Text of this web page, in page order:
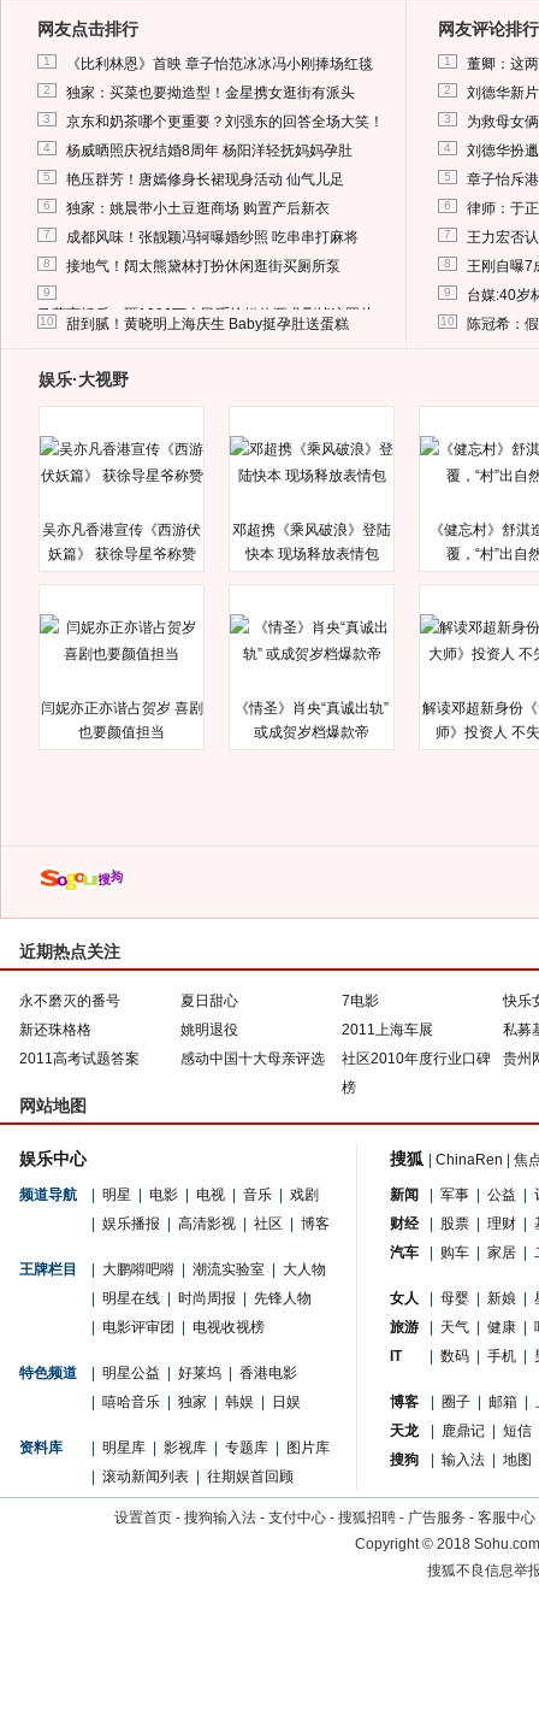
网友点击排行
1 《比利林恩》首映 章子怡范冰冰冯小刚捧场红毯
2 独家：买菜也要拗造型！金星携女逛街有派头
3 京东和奶茶哪个更重要？刘强东的回答全场大笑！
4 杨威晒照庆祝结婚8周年 杨阳洋轻抚妈妈孕肚
5 艳压群芳！唐嫣修身长裙现身活动 仙气儿足
6 独家：姚晨带小土豆逛商场 购置产后新衣
7 成都风味！张靓颖冯轲曝婚纱照 吃串串打麻将
8 接地气！阔太熊黛林打扮休闲逛街买厕所泵
9
马蓉离婚后，砸1000万人民币给媒体要求删掉这照片
10 甜到腻！黄晓明上海庆生 Baby挺孕肚送蛋糕
网友评论排行
1 董卿：这
2 刘德华新
3 为救母女
4 刘德华扮
5 章子怡斥
6 律师：于
7 王力宏否
8 王刚自曝7
9 台媒:40岁
10 陈冠希：
娱乐·大视野
吴亦凡香港宣传《西游伏
妖篇》 获徐导星爷称赞
邓超携《乘风破浪》登陆
快本 现场释放表情包
《健忘村》舒淇
覆，“村”出自
闫妮亦正亦谐占贺岁 喜剧
也要颜值担当
《情圣》肖央“真诚出轨”
或成贺岁档爆款帝
解读邓超新身份
师》投资人 不
近期热点关注
永不磨灭的番号 夏日甜心 7电影
快乐
新还珠格格
姚明退役 2011上海车展
私募
2011高考试题答案
感动中国十大母亲评选
社区2010年度行业口碑
榜
贵州
网站地图
娱乐中心
频道导航 明星 电影 电视 音乐
戏剧
娱乐播报 高清影视 社区 博客
王牌栏目 大鹏嘚吧嘚 潮流实验室
大人物
明星在线 时尚周报
先锋人物
电影评审团 电视收视榜
特色频道 明星公益 好莱坞
香港电影
嘻哈音乐 独家 韩娱 日娱
资料库 明星库 影视库 专题库
图片库
滚动新闻列表 往期娱首回顾
搜狐 ChinaRen 焦
新闻 军事 公益
财经
股票 理财
汽车
购车 家居
女人 母婴 新娘
旅游
天气 健康
IT
数码 手机
博客 圈子 邮箱
天龙
鹿鼎记
短信
搜狗
输入法 地图
设置首页 - 搜狗输入法 - 支付中心 - 搜狐招聘 - 广告服务 - 客服中心
Copyright©2018
搜狐不良信息举